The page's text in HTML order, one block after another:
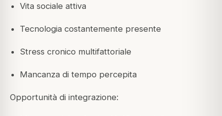
Vita sociale attiva
Tecnologia costantemente presente
Stress cronico multifattoriale
Mancanza di tempo percepita
Opportunità di integrazione: